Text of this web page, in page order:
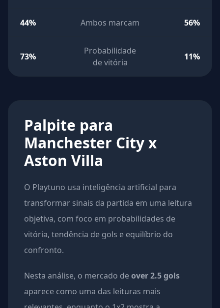
44% Ambos marcam 56%
73%
Probabilidade
de vitória
11%
Palpite para
Manchester City x
Aston Villa
O Playtuno usa inteligência artificial para
transformar sinais da partida em uma leitura
objetiva, com foco em probabilidades de
vitória, tendência de gols e equilíbrio do
confronto.
Nesta análise, o mercado deover 2.5 gols
aparece como uma das leituras mais